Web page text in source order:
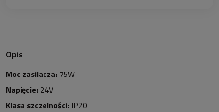
Opis
Moc zasilacza: 75W
Napięcie: 24V
Klasa szczelności: IP20